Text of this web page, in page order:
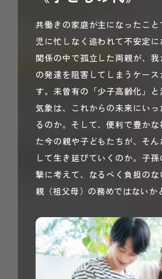
共働きの家庭が主になったこ
児に忙しなく追われて不安定
関係の中で孤立した両親が、
の発達を阻害してしまうケー
す。未曽有の「少子高齢化」
気象は、これからの未来にい
るのか。そして、便利で豊か
た今の親や子どもたちが、そ
して生き延びていくのか。子
摯に考えて、なるべく負担の
親（祖父母）の務めではないか